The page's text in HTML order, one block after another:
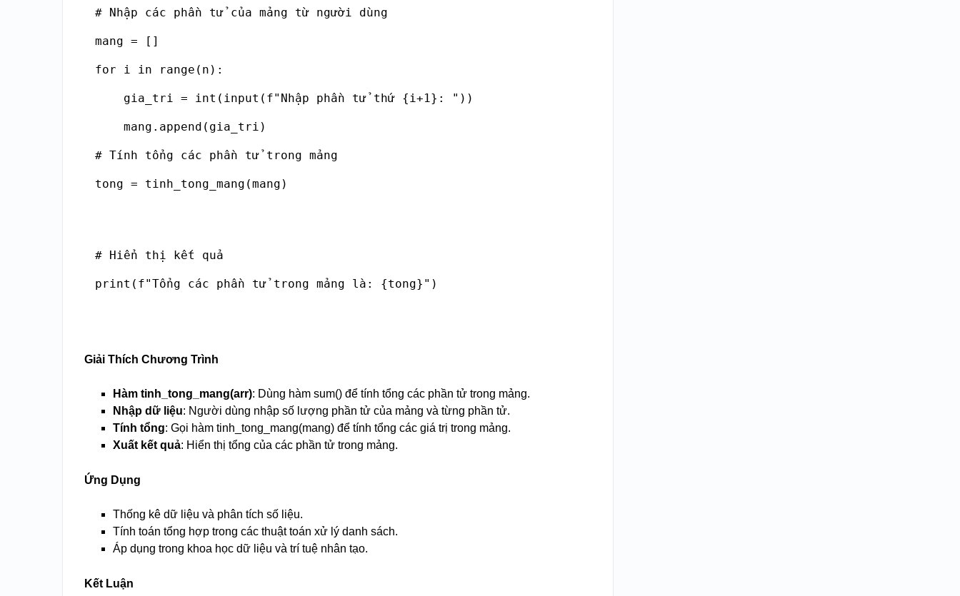
# Nhập các phần tử của mảng từ người dùng
mang = []
for i in range(n):
gia_tri = int(input(f"Nhập phần tử thứ {i+1}: "))
mang.append(gia_tri)
# Tính tổng các phần tử trong mảng
tong = tinh_tong_mang(mang)
# Hiển thị kết quả
print(f"Tổng các phần tử trong mảng là: {tong}")
Giải Thích Chương Trình
Hàm tinh_tong_mang(arr): Dùng hàm sum() để tính tổng các phần tử trong mảng.
Nhập dữ liệu: Người dùng nhập số lượng phần tử của mảng và từng phần tử.
Tính tổng: Gọi hàm tinh_tong_mang(mang) để tính tổng các giá trị trong mảng.
Xuất kết quả: Hiển thị tổng của các phần tử trong mảng.
Ứng Dụng
Thống kê dữ liệu và phân tích số liệu.
Tính toán tổng hợp trong các thuật toán xử lý danh sách.
Áp dụng trong khoa học dữ liệu và trí tuệ nhân tạo.
Kết Luận